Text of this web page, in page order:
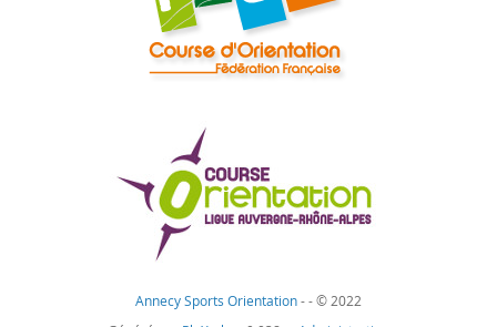
Annecy Sports Orientation-- © 2022